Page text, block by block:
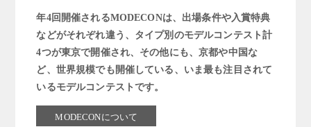
年4回開催されるMODECONは、出場条件や入賞特典
などがそれぞれ違う、タイプ別のモデルコンテスト計
4つが東京で開催され、その他にも、京都や中国な
ど、世界規模でも開催している、いま最も注目されて
いるモデルコンテストです。
MODECONについて